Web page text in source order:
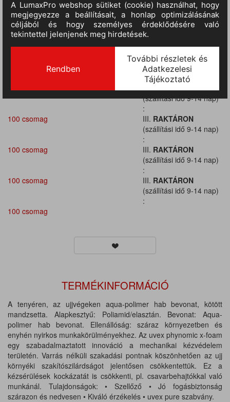
(szállítási idő 9-14 nap)
:
100 csomag
III.RAKTÁRON
(szállítási idő 9-14 nap)
:
III.RAKTÁRON
(szállítási idő 9-14 nap)
:
100 csomag
III.RAKTÁRON
(szállítási idő 9-14 nap)
:
100 csomag
III. RAKTÁRON
(szállítási idő 9-14 nap)
:
100 csomag
III. RAKTÁRON
(szállítási idő 9-14 nap)
:
100 csomag
III. RAKTÁRON
(szállítási idő 9-14 nap)
:
100 csomag
TERMÉKINFORMÁCIÓ
A tenyéren, az ujjvégeken aqua-polimer hab bevonat, kötött
mandzsetta. Alapkesztyű: Poliamid/elasztán. Bevonat: Aqua-
polimer hab bevonat. Ellenállóság: száraz környezetben és
enyhén nyirkos munkakörülményekhez. Az uvex phynomic x-foam
egy szabadalmaztatott innováció a mechanikai kézvédelem
területén. Varrás nélküli szakadási pontnak köszönhetően az ujj
környéki szakítószilárdságot jelentősen csökkentettük. Ez a
kézsérülések kockázatát is csökkenti, pl. csavarbehajtókkal való
munkánál. Tulajdonságok: • Szellőző • Jó fogásbiztonság
szárazon és nedvesen • Kiváló érzékelés • uvex pure szabvány.